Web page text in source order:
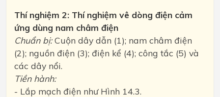
Thí nghiệm 2: Thí nghiệm vê dòng điện cảm
ứng dùng nam châm điện
Chuẩn bị:Cuộn dây dẫn (1); nam châm điện
(2); nguồn điện (3); điện kể (4); công tắc (5) và
các dây nổi.
Tiền hành:
- Lắp mạch điện như Hình 14.3.